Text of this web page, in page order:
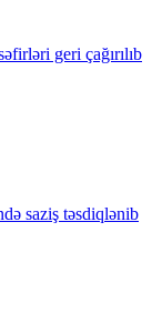
geri çağırılıb
saziş təsdiqlənib